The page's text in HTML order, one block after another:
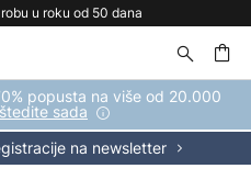
dana
popusta na više od 20.000
sada
na newsletter